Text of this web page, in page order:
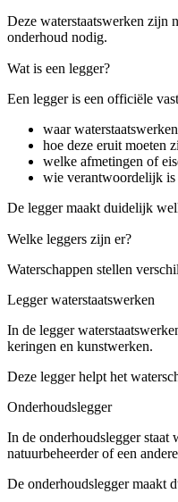
Deze waterstaatswerken zijn
onderhoud nodig.
Wat is een legger?
Een legger is een officiële
waar
hoe deze eruit moeten
welke afmetingen of
wie verantwoordelijk is
De legger maakt duidelijk
Welke leggers zijn er?
Waterschappen stellen
Legger waterstaatswerken
In de legger
keringen en kunstwerken.
Deze legger helpt het
Onderhoudslegger
In de onderhoudslegger
natuurbeheerder of een
De onderhoudslegger maakt